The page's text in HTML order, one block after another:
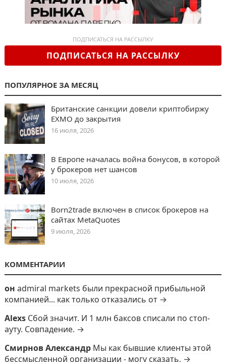
ПОДПИСАТЬСЯ НА РАССЫЛКУ
ПОДПИСАТЬСЯ НА РАССЫЛКУ
ПОПУЛЯРНОЕ ЗА МЕСЯЦ
Британские санкции довели криптобиржу
EXMO до закрытия
16 июля, 2026
В Европе началась война бонусов, в которой
у брокеров нет шансов
10 июля, 2026
Born2trade включен в список брокеров на
сайтах MetaQuotes
9 июля, 2026
КОММЕНТАРИИ
он admiral markets были прекрасной прибыльной
компанией... как только отказались от →
Alexs Сбой значит. И 1 млн баксов списали по стоп-
ауту. Совпадение. →
Смирнов Александр Мы как бывшие клиенты этой
бессмысленной организации - могу сказать, →